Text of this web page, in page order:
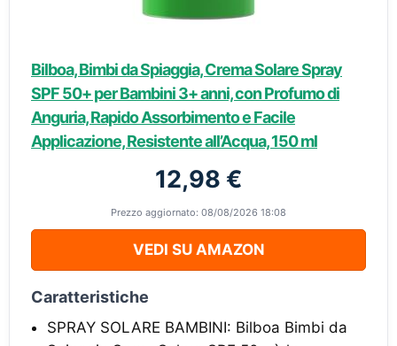
Bilboa, Bimbi da Spiaggia, Crema Solare Spray
SPF 50+ per Bambini 3+ anni, con Profumo di
Anguria, Rapido Assorbimento e Facile
Applicazione, Resistente all’Acqua, 150 ml
12,98 €
Prezzo aggiornato: 08/08/2026 18:08
VEDI SU AMAZON
Caratteristiche
SPRAY SOLARE BAMBINI: Bilboa Bimbi da